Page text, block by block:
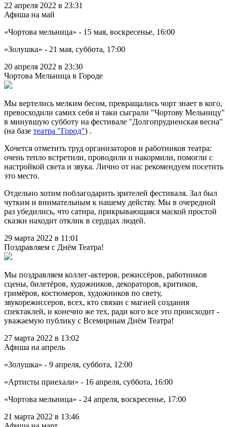
22 апреля 2022 в 23:31
Афиша на май
«Чортова мельница» - 15 мая, воскресенье, 16:00
«Золушка» - 21 мая, суббота, 17:00
20 апреля 2022 в 23:30
Чортова Мельница в Городе
Мы вертелись мелким бесом, превращались чорт знает в кого,
превосходили самих себя и таки сыграли "Чортову Мельницу"
в минувшую субботу на фестивале "Долгопрудненская весна"
(на базе театра "Город") .
Хочется отметить труд организаторов и работников театра:
очень тепло встретили, проводили и накормили, помогли с
настройкой света и звука. Лично от нас рекомендуем посетить
это место.
Отдельно хотим поблагодарить зрителей фестиваля. Зал был
чутким и внимательным к нашему действу. Мы в очередной
раз убедились, что сатира, прикрывающаяся маской простой
сказки находит отклик в сердцах людей.
29 марта 2022 в 11:01
Поздравляем с Днём Театра!
Мы поздравляем коллег-актеров, режиссёров, работников
сцены, билетёров, художников, декораторов, критиков,
гримёров, костюмеров, художников по свету,
звукорежиссеров, всех, кто связан с магией создания
спектаклей, и конечно же тех, ради кого все это происходит -
уважаемую публику с Всемирным Днём Театра!
27 марта 2022 в 13:02
Афиша на апрель
«Золушка» - 9 апреля, суббота, 12:00
«Артисты приехали» - 16 апреля, суббота, 16:00
«Чортова мельница» - 24 апреля, воскресенье, 17:00
21 марта 2022 в 13:46